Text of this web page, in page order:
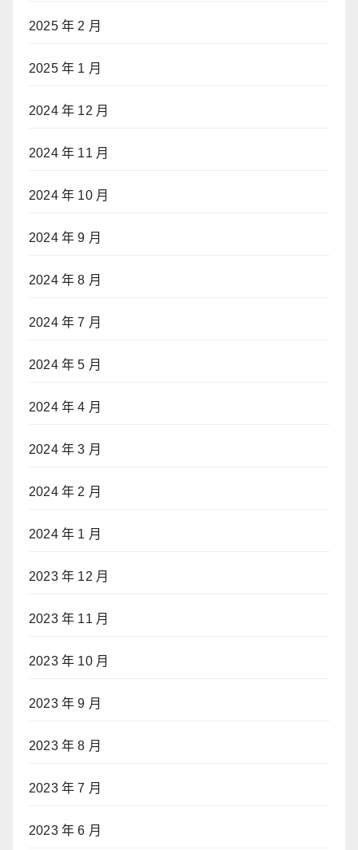
2025 年 2 月
2025 年 1 月
2024 年 12 月
2024 年 11 月
2024 年 10 月
2024 年 9 月
2024 年 8 月
2024 年 7 月
2024 年 5 月
2024 年 4 月
2024 年 3 月
2024 年 2 月
2024 年 1 月
2023 年 12 月
2023 年 11 月
2023 年 10 月
2023 年 9 月
2023 年 8 月
2023 年 7 月
2023 年 6 月